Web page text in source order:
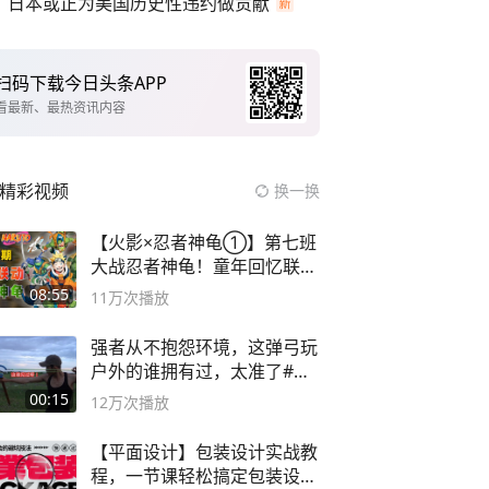
码下载今日头条APP
最新、最热资讯内容
精彩视频 换一换
08:55
【火影×忍者神龟①】第七班
大战忍者神龟！童年回忆联动
论武？
11万次播放
00:15
强者从不抱怨环境，这弹弓玩
户外的谁拥有过，太准了#弹
弓#户外
12万次播放
【平面设计】包装设计实战教
程，一节课轻松搞定包装设计